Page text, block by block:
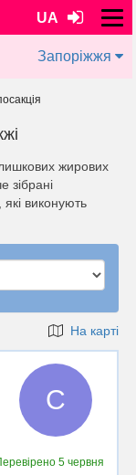
UA
Запоріжжя
жирових
зібрані
які виконують
На карті
С
5 червня